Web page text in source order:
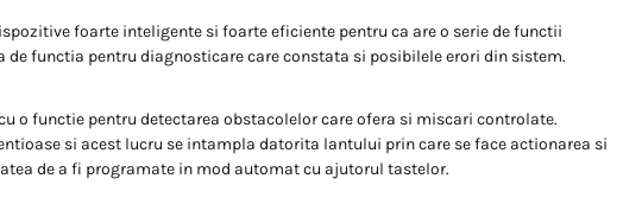
foarte inteligente si foarte eficiente pentru ca are o serie de functii
de functia pentru diagnosticare care constata si posibilele erori din sistem.
o functie pentru detectarea obstacolelor care ofera si miscari controlate.
si acest lucru se intampla datorita lantului prin care se face actionarea si
de a fi programate in mod automat cu ajutorul tastelor.